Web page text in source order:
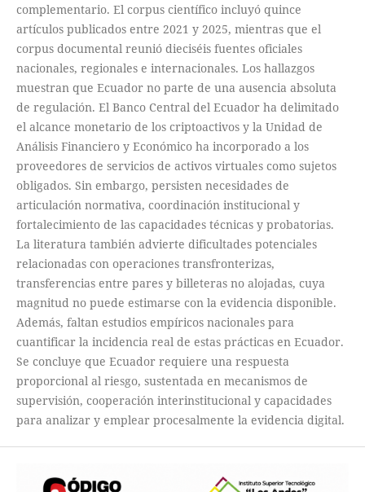
complementario. El corpus científico incluyó quince
artículos publicados entre 2021 y 2025, mientras que el
corpus documental reunió dieciséis fuentes oficiales
nacionales, regionales e internacionales. Los hallazgos
muestran que Ecuador no parte de una ausencia absoluta
de regulación. El Banco Central del Ecuador ha delimitado
el alcance monetario de los criptoactivos y la Unidad de
Análisis Financiero y Económico ha incorporado a los
proveedores de servicios de activos virtuales como sujetos
obligados. Sin embargo, persisten necesidades de
articulación normativa, coordinación institucional y
fortalecimiento de las capacidades técnicas y probatorias.
La literatura también advierte dificultades potenciales
relacionadas con operaciones transfronterizas,
transferencias entre pares y billeteras no alojadas, cuya
magnitud no puede estimarse con la evidencia disponible.
Además, faltan estudios empíricos nacionales para
cuantificar la incidencia real de estas prácticas en Ecuador.
Se concluye que Ecuador requiere una respuesta
proporcional al riesgo, sustentada en mecanismos de
supervisión, cooperación interinstitucional y capacidades
para analizar y emplear procesalmente la evidencia digital.